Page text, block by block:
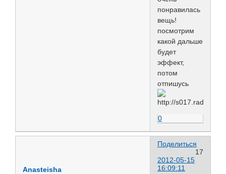
понравилась
вещь!
посмотрим
какой дальше
будет
эффект,
потом
отпишусь
0
Поделиться
17
2012-05-15
16:09:11
Anasteisha